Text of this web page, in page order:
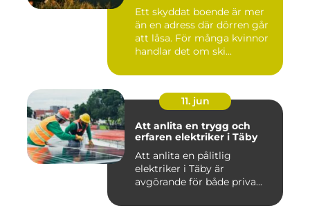
Ett skyddat boende är mer
än en adress där dörren går
att låsa. För många kvinnor
handlar det om ski...
11. jun
Att anlita en trygg och
erfaren elektriker i Täby
Att anlita en pålitlig
elektriker i Täby är
avgörande för både priva...